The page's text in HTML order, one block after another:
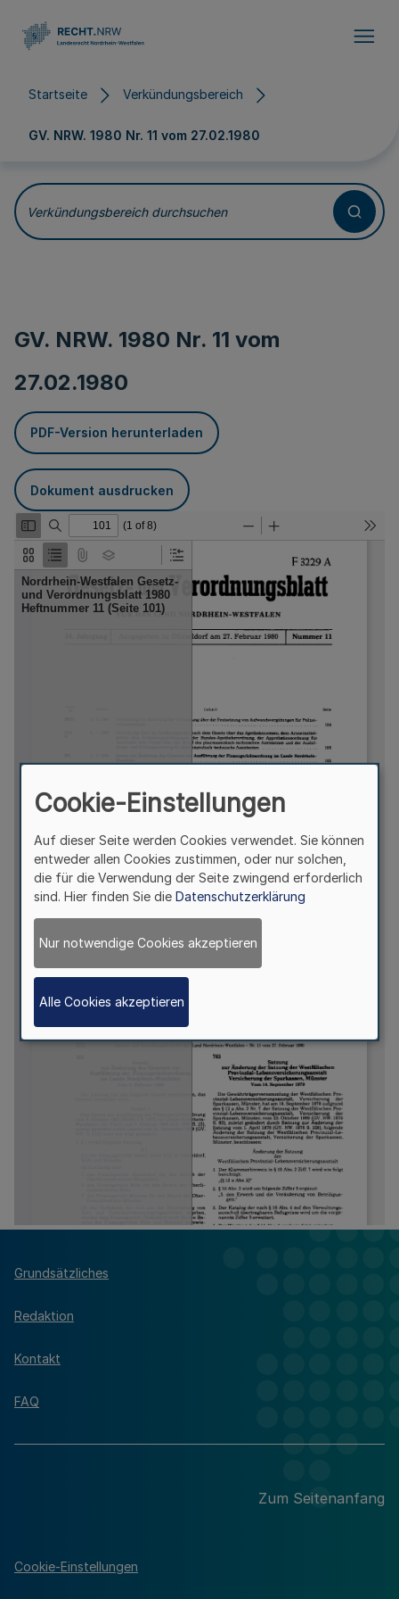
Startseite Verkündungsbereich
GV. NRW. 1980 Nr. 11 vom 27.02.1980
Verkündungsbereich durchsuchen
GV. NRW. 1980 Nr. 11 vom
27.02.1980
PDF-Version herunterladen
Dokument ausdrucken
Grundsätzliches
Redaktion
Kontakt
FAQ
Zum Seitenanfang
Cookie-Einstellungen
Cookie-Einstellungen
Auf dieser Seite werden Cookies verwendet. Sie können
entweder allen Cookies zustimmen, oder nur solchen,
die für die Verwendung der Seite zwingend erforderlich
sind. Hier finden Sie die Datenschutzerklärung
Nur notwendige Cookies akzeptieren
Alle Cookies akzeptieren